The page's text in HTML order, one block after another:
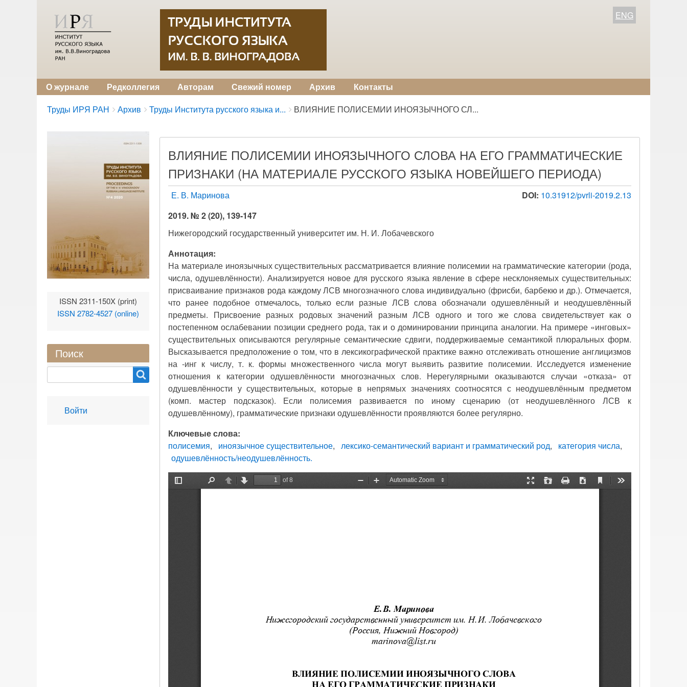
ENG
О журнале Редколлегия Авторам Свежий номер Архив Контакты
Breadcrumbs
You
Труды ИРЯ РАН Архив Труды Института русского языка и... ВЛИЯНИЕ ПОЛИСЕМИИ ИНОЯЗЫЧНОГО СЛ...
ВЛИЯНИЕ ПОЛИСЕМИИ ИНОЯЗЫЧНОГО СЛОВА НА ЕГО ГРАММАТИЧЕСКИЕ
ПРИЗНАКИ (НА МАТЕРИАЛЕ РУССКОГО ЯЗЫКА НОВЕЙШЕГО ПЕРИОДА)
Е. В. Маринова DOI: 10.31912/pvrli-2019.2.13
2019. № 2 (20), 139-147
Нижегородский государственный университет им. Н. И. Лобачевского
Аннотация:
На материале иноязычных существительных рассматривается влияние полисемии на грамматические категории (рода,
числа, одушевлённости). Анализируется новое для русского языка явление в сфере несклоняемых существительных:
присваивание признаков рода каждому ЛСВ многозначного слова индивидуально (фрисби, барбекю и др.). Отмечается,
что ранее подобное отмечалось, только если разные ЛСВ слова обозначали одушевлённый и неодушевлённый
предметы. Присвоение разных родовых значений разным ЛСВ одного и того же слова свидетельствует как о
постепенном ослабевании позиции среднего рода, так и о доминировании принципа аналогии. На примере «инговых»
существительных описываются регулярные семантические сдвиги, поддерживаемые семантикой плюральных форм.
Высказывается предположение о том, что в лексикографической практике важно отслеживать отношение англицизмов
на -инг к числу, т. к. формы множественного числа могут выявить развитие полисемии. Исследуется изменение
отношения к категории одушевлённости многозначных слов. Нерегулярными оказываются случаи «отказа» от
одушевлённости у существительных, которые в непрямых значениях соотносятся с неодушевлённым предметом
(комп. мастер подсказок). Если полисемия развивается по иному сценарию (от неодушевлённого ЛСВ к
одушевлённому), грамматические признаки одушевлённости проявляются более регулярно.
Ключевые слова:
полисемия
иноязычное существительное лексико-семантический вариант и грамматический род
категория числа
одушевлённость/неодушевлённость.
ISSN 2311-150X (print)
ISSN 2782-4527 (online)
Поиск
User
account
Войти